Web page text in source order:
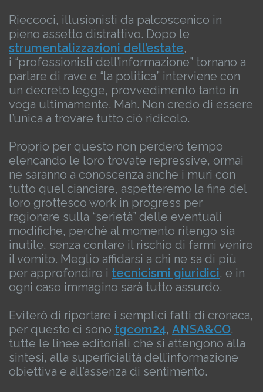
Rieccoci, illusionisti da palcoscenico in
pieno assetto distrattivo. Dopo le
strumentalizzazioni dell’estate,
i “professionisti dell’informazione” tornano a
parlare di rave e “la politica” interviene con
un decreto legge, provvedimento tanto in
voga ultimamente. Mah. Non credo di essere
l’unica a trovare tutto ciò ridicolo.
Proprio per questo non perderò tempo
elencando le loro trovate repressive, ormai
ne saranno a conoscenza anche i muri con
tutto quel cianciare, aspetteremo la fine del
loro grottesco work in progress per
ragionare sulla “serietà” delle eventuali
modifiche, perchè al momento ritengo sia
inutile, senza contare il rischio di farmi venire
il vomito. Meglio affidarsi a chi ne sa di più
per approfondire i tecnicismi giuridici, e in
ogni caso immagino sarà tutto assurdo.
Eviterò di riportare i semplici fatti di cronaca,
per questo ci sono tgcom24, ANSA&CO,
tutte le linee editoriali che si attengono alla
sintesi, alla superficialità dell’informazione
obiettiva e all’assenza di sentimento.